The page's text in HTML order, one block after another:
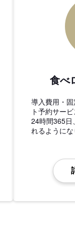
食べ
導入費用・
ト予約サービ
24時間365日
れるようにな